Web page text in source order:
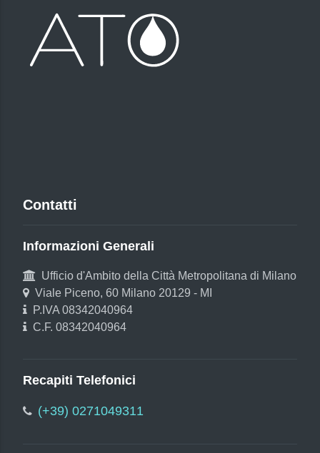
Contatti
Informazioni Generali
Ufficio d'Ambito della Città Metropolitana di Milano
Viale Piceno, 60 Milano 20129 - MI
P.IVA 08342040964
C.F. 08342040964
Recapiti Telefonici
(+39) 0271049311